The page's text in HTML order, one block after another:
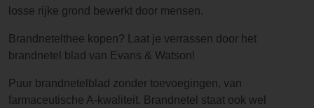
losse rijke grond bewerkt door mensen.
Brandnetelthee kopen? Laat je verrassen door het
brandnetel blad van Evans & Watson!
Puur brandnetelblad zonder toevoegingen, van
farmaceutische A-kwaliteit. Brandnetel staat ook wel